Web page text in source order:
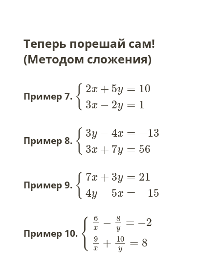
Теперь порешай сам!
(Методом сложения)
Пример 7. { 2x + 5y = 10
3x − 2y = 1
Пример 8. { 3y − 4x = −13
3x + 7y = 56
Пример 9. { 7x + 3y = 21
4y − 5x = −15
Пример 10. { 6
x − 8
y = −2
9
x + 10
y = 8